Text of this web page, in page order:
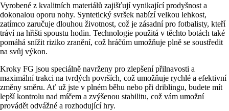
Vyrobené z kvalitních materiálů zajišťují vynikající prodyšnost a
dokonalou oporu nohy. Syntetický svršek nabízí velkou lehkost,
zatímco zaručuje dlouhou životnost, což je zásadní pro fotbalisty, kteří
tráví na hřišti spoustu hodin. Technologie použitá v těchto botách také
pomáhá snížit riziko zranění, což hráčům umožňuje plně se soustředit
na svůj výkon.
Kroky FG jsou speciálně navrženy pro zlepšení přilnavosti a
maximální trakci na tvrdých površích, což umožňuje rychlé a efektivní
změny směru. Ať už jste v plném běhu nebo při driblingu, budete mít
lepší kontrolu nad míčem a zvýšenou stabilitu, což vám umožní
provádět odvážné a rozhodující hry.